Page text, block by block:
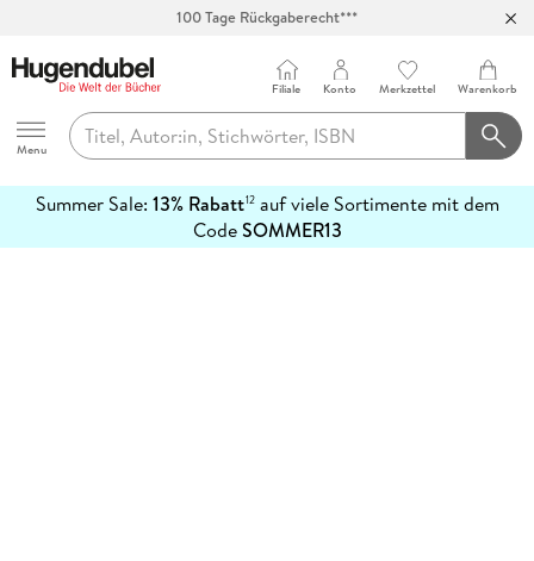
100 Tage Rückgaberecht***
Hugendubel
Menu
Filiale Konto Merkzettel Warenkorb
Summer Sale: 13% Rabatt12auf viele Sortimente mit dem
CodeSOMMER13
erfahren